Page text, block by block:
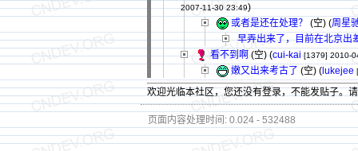
2007-11-30 23:49)
或者是还在处理？
(空) (周星
早弄出来了，目前在北京出
看不到啊(空) (cui-kai [1379] 2010-
嫩又出来考古了 (空) ( lukejee
欢迎光临本社区，您还没有登录，不能发贴子。
页面内容处理时间: 0.024 - 532488